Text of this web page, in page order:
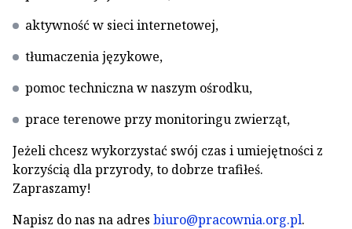
aktywność w sieci internetowej,
tłumaczenia językowe,
pomoc techniczna w naszym ośrodku,
prace terenowe przy monitoringu zwierząt,
Jeżeli chcesz wykorzystać swój czas i umiejętności z
korzyścią dla przyrody, to dobrze trafiłeś.
Zapraszamy!
Napisz do nas na adres biuro@pracownia.org.pl.